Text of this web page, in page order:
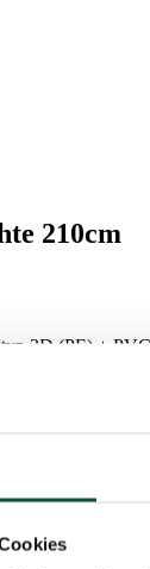
210cm
3D (PE) +